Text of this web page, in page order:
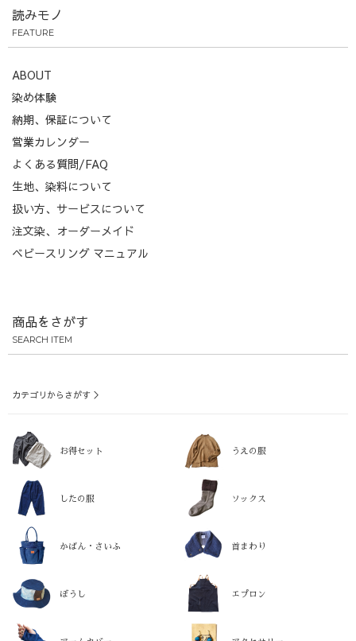
読みモノ
FEATURE
ABOUT
染め体験
納期、保証について
営業カレンダー
よくある質問/FAQ
生地、染料について
扱い方、サービスについて
注文染、オーダーメイド
ベビースリング マニュアル
商品をさがす
SEARCH ITEM
カテゴリからさがす ＞
お得セット うえの服
したの服 ソックス
かばん・さいふ 首まわり
ぼうし エプロン